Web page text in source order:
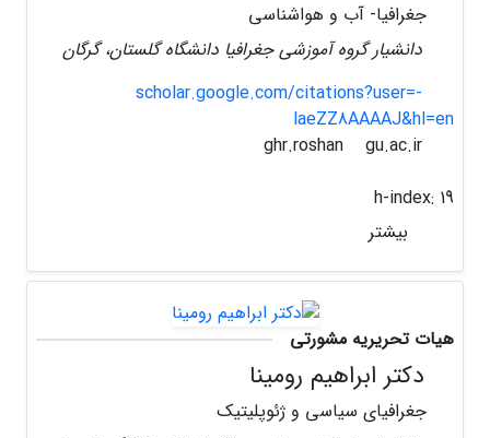
جغرافیا- آب و هواشناسی
دانشیار گروه آموزشی جغرافیا دانشگاه گلستان، گرگان
scholar.google.com/citations?user=-
laeZZ8AAAAJ&hl=en
gu.ac.ir
h-index: 19
بیشتر
هیات تحریریه مشورتی
دکتر ابراهیم رومینا
جغرافیای سیاسی و ژئوپلیتیک